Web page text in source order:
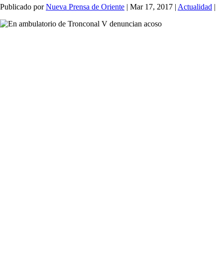
Publicado porNueva Prensa de Oriente | Mar 17, 2017 | Actualidad |